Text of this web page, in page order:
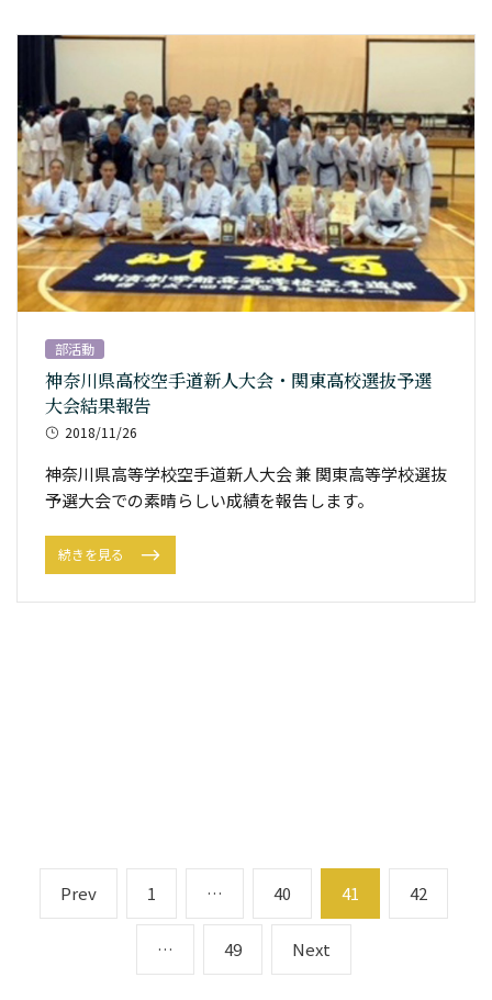
部活動
神奈川県高校空手道新人大会・関東高校選抜予選
大会結果報告
2018/11/26
神奈川県高等学校空手道新人大会 兼 関東高等学校選抜
予選大会での素晴らしい成績を報告します。
続きを見る
投
稿
PrevP
r
P
a
e
1 …
P
a
e
40
P
a
e
41
P
a
42
…
P
a
49 Next
e